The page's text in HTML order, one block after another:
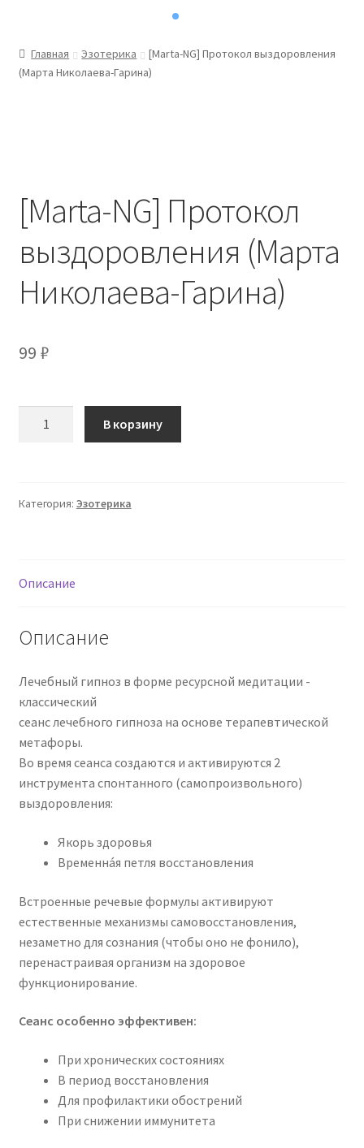
Главная Эзотерика
[Marta-NG] Протокол выздоровления
(Марта Николаева-Гарина)
[Marta-NG] Протокол
выздоровления (Марта
Николаева-Гарина)
99 ₽
Протокол
Гарина)
В корзину
Категория: Эзотерика
Описание
Описание
Лечебный гипноз в форме ресурсной медитации -
классический
сеанс лечебного гипноза на основе терапевтической
метафоры.
Во время сеанса создаются и активируются 2
инструмента спонтанного (самопроизвольного)
выздоровления:
Якорь здоровья
Временна́я петля восстановления
Встроенные речевые формулы активируют
естественные механизмы самовосстановления,
незаметно для сознания (чтобы оно не фонило),
перенастраивая организм на здоровое
функционирование.
Сеанс особенно эффективен:
При хронических состояниях
В период восстановления
Для профилактики обострений
При снижении иммунитета